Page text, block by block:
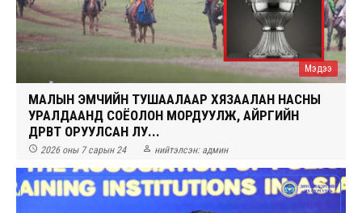
Мэдээ
МАЛЫН ЭМЧИЙН ТУШААЛААР ХЯЗААЛАН НАСНЫ
УРАЛДААНД СОЁОЛОН МОРДУУЛЖ, АЙРГИЙН
ДӨРӨВТ ОРУУЛСАН ЛУ...
 2026 оны 7 сарын 24  нийтэлсэн: админ